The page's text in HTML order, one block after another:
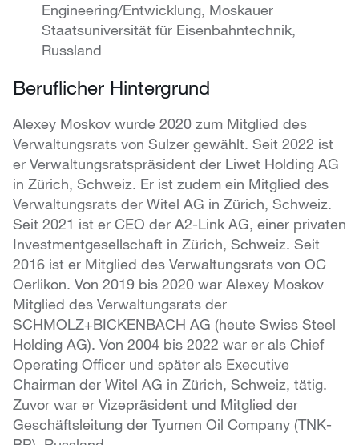
Engineering/Entwicklung, Moskauer
Staatsuniversität für Eisenbahntechnik,
Russland
Beruflicher Hintergrund
Alexey Moskov wurde 2020 zum Mitglied des
Verwaltungsrats von Sulzer gewählt. Seit 2022 ist
er Verwaltungsratspräsident der Liwet Holding AG
in Zürich, Schweiz. Er ist zudem ein Mitglied des
Verwaltungsrats der Witel AG in Zürich, Schweiz.
Seit 2021 ist er CEO der A2-Link AG, einer privaten
Investmentgesellschaft in Zürich, Schweiz. Seit
2016 ist er Mitglied des Verwaltungsrats von OC
Oerlikon. Von 2019 bis 2020 war Alexey Moskov
Mitglied des Verwaltungsrats der
SCHMOLZ+BICKENBACH AG (heute Swiss Steel
Holding AG). Von 2004 bis 2022 war er als Chief
Operating Officer und später als Executive
Chairman der Witel AG in Zürich, Schweiz, tätig.
Zuvor war er Vizepräsident und Mitglied der
Geschäftsleitung der Tyumen Oil Company (TNK-